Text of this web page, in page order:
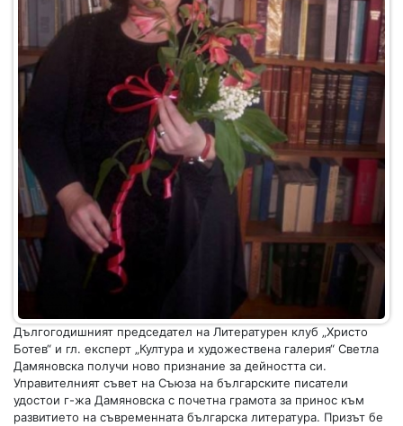
Дългогодишният председател на Литературен клуб „Христо
Ботев“ и гл. експерт „Култура и художествена галерия“ Светла
Дамяновска получи ново признание за дейността си.
Управителният съвет на Съюза на българските писатели
удостои г-жа Дамяновска с почетна грамота за принос към
развитието на съвременната българска литература. Призът бе